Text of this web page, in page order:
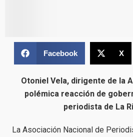
Facebook X
Otoniel Vela, dirigente de la
polémica reacción de
periodista de La
La Asociación Nacional de